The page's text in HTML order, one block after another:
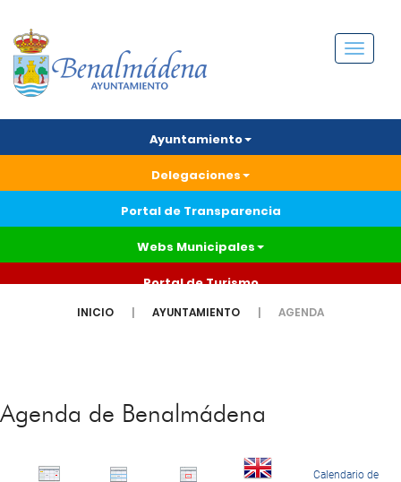
Menú
Ayuntamiento
Delegaciones
Portal de Transparencia
Webs Municipales
Portal de Turismo
INICIO AYUNTAMIENTO AGENDA
Agenda de Benalmádena
Calendario de